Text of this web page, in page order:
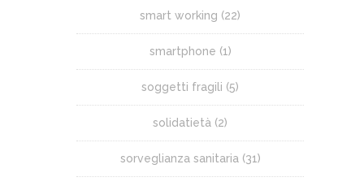
smart working (22)
smartphone (1)
soggetti fragili (5)
solidatietà (2)
sorveglianza sanitaria (31)